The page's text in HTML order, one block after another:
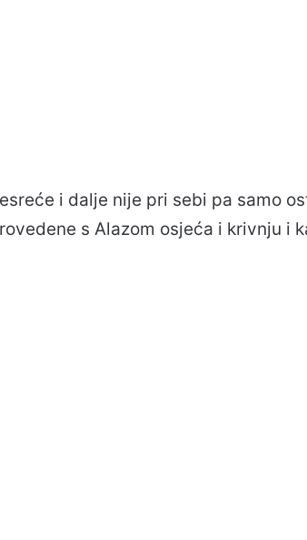
i dalje nije pri sebi pa samo
s Alazom osjeća i krivnju i